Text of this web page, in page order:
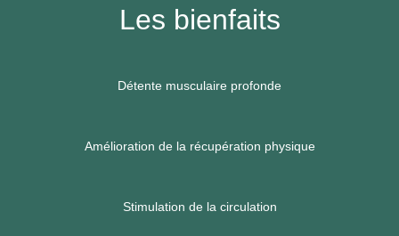
Les bienfaits
Détente musculaire profonde
Amélioration de la récupération physique
Stimulation de la circulation